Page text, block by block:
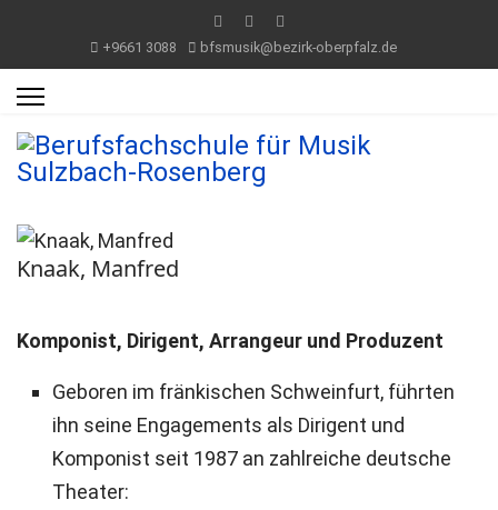
+9661 3088 bfsmusik@bezirk-oberpfalz.de
Knaak, Manfred
Komponist, Dirigent, Arrangeur und Produzent
Geboren im fränkischen Schweinfurt, führten
ihn seine Engagements als Dirigent und
Komponist seit 1987 an zahlreiche deutsche
Theater: